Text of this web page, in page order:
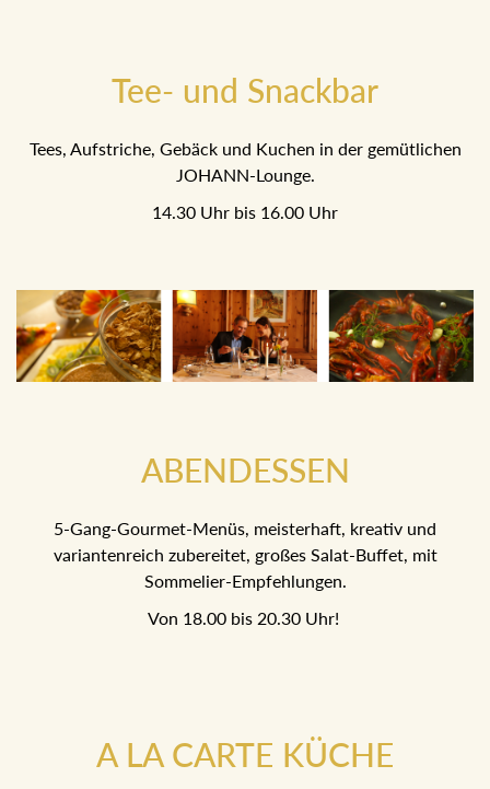
Tee- und Snackbar
Tees, Aufstriche, Gebäck und Kuchen in der gemütlichen
JOHANN-Lounge.
14.30 Uhr bis 16.00 Uhr
ABENDESSEN
5-Gang-Gourmet-Menüs, meisterhaft, kreativ und
variantenreich zubereitet, großes Salat-Buffet, mit
Sommelier-Empfehlungen.
Von 18.00 bis 20.30 Uhr!
A LA CARTE KÜCHE